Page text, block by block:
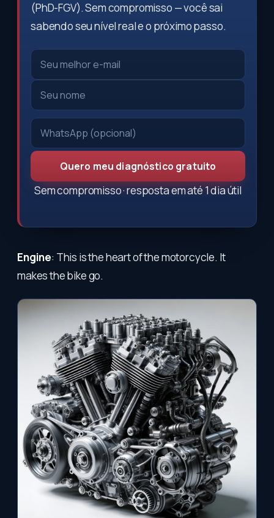
(PhD-FGV). Sem compromisso — você sai
sabendo seu nível real e o próximo passo.
Quero meu diagnóstico gratuito
Sem compromisso · resposta em até 1 dia útil
Engine: This is the heart of the motorcycle. It
makes the bike go.